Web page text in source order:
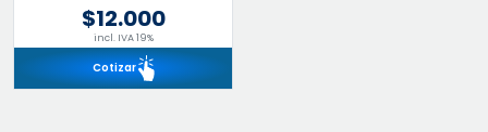
$12.000
incl. IVA 19%
Cotizar